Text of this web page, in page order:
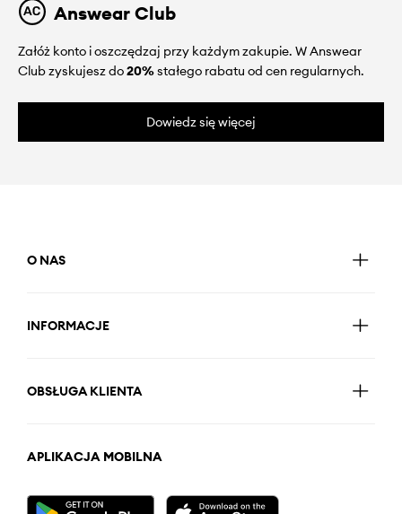
Answear Club
Załóż konto i oszczędzaj przy każdym zakupie. W Answear
Club zyskujesz do20%stałego rabatu od cen regularnych.
Dowiedz się więcej
O NAS
INFORMACJE
OBSŁUGA KLIENTA
APLIKACJA MOBILNA